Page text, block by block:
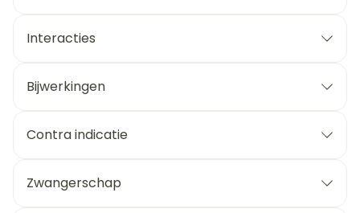
Interacties
Bijwerkingen
Contra indicatie
Zwangerschap